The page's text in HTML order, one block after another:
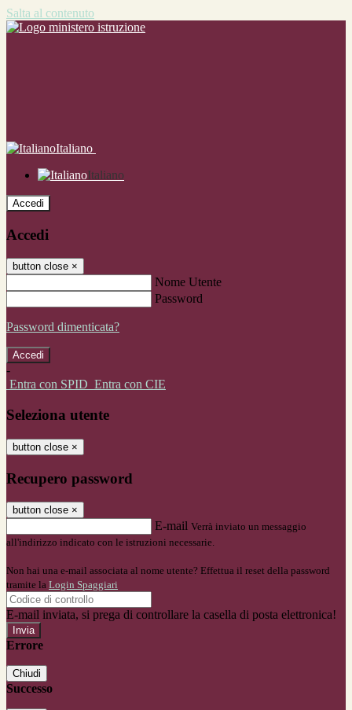
Salta al contenuto
Italiano
Italiano
Accedi
Accedi
button close ×
Nome Utente
Password
Password dimenticata?
-
Entra con SPID Entra con CIE
Seleziona utente
button close ×
Recupero password
button close ×
E-mail Verrà inviato un messaggio
all'indirizzo indicato con le istruzioni necessarie.
Non hai una e-mail associata al nome utente? Effettua il reset della password
tramite la Login Spaggiari
E-mail inviata, si prega di controllare la casella di posta elettronica!
Errore
Chiudi
Successo